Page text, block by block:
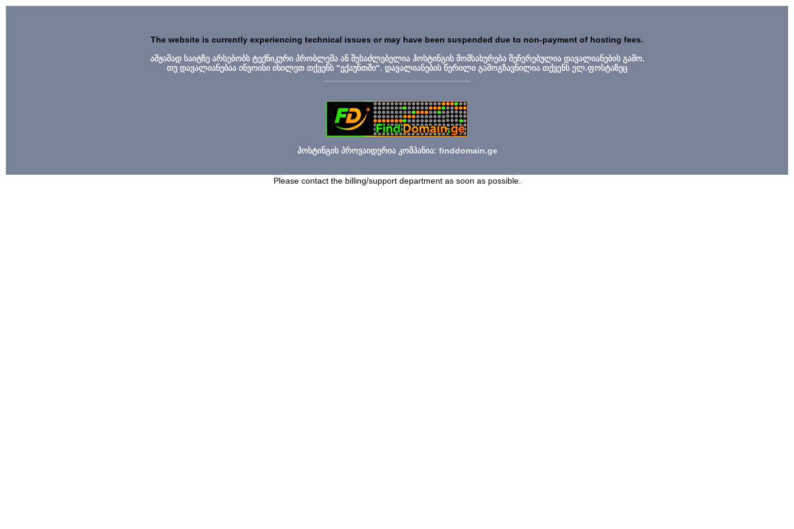
The website is currently experiencing technical issues or may have been suspended due to non-payment of hosting fees.
ამჟამად საიტზე არსებობს ტექნიკური პრობლემა ან შესაძლებელია ჰოსტინგის მომსახურება შეჩერებულია დავალიანების გამო.
თუ დავალიანებაა ინვოისი იხილეთ თქვენს "ექაუნთში". დავალიანების წერილი გამოგზავნილია თქვენს ელ.ფოსტაზეც
ჰოსტინგის პროვაიდერია კომპანია: finddomain.ge
Please contact the billing/support department as soon as possible.